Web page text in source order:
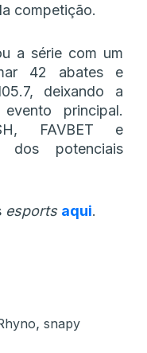
competição.
a série com um
42 abates e
deixando a
principal.
FAVBET e
dos potenciais
esports aqui.
, snapy